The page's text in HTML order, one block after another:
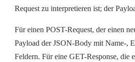
Request zu interpretieren ist; der
Für einen POST-Request, der einen
Payload der JSON-Body mit Name-,
Feldern. Für eine GET-Response, die